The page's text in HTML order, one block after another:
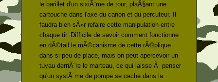
le barillet d'un sixiÃ¨me de tour, plaÃ§ant une
cartouche dans l'axe du canon et du percuteur. Il
faudra bien sÃ»r refaire cette manipulation entre
chaque tir. Difficile de savoir comment fonctionne
en dÃ©tail le mÃ©canisme de cette rÃ©plique
dans si peu de place, mais on peut apercevoir un
tuyau derriÃ¨re le marteau, ce qui laisse Ã penser
qu'un systÃ¨me de pompe se cache dans la